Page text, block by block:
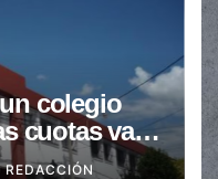
colegio
cuotas van
$600.000
REDACCIÓN